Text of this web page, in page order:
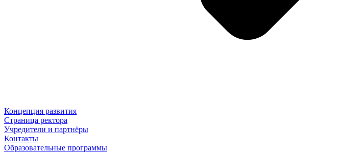
Концепция развития
Страница ректора
Учредители и партнёры
Контакты
Образовательные программы